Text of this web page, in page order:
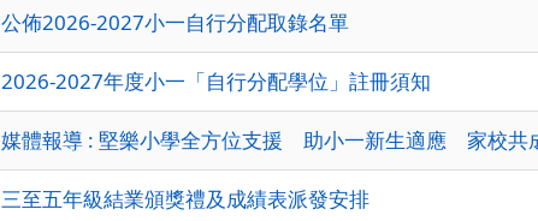
公佈2026-2027小一自行分配取錄名單
2026-2027年度小一「自行分配學位」註冊須知
媒體報導 : 堅樂小學全方位支援 助小一新生適應 家校共
三至五年級結業頒獎禮及成績表派發安排